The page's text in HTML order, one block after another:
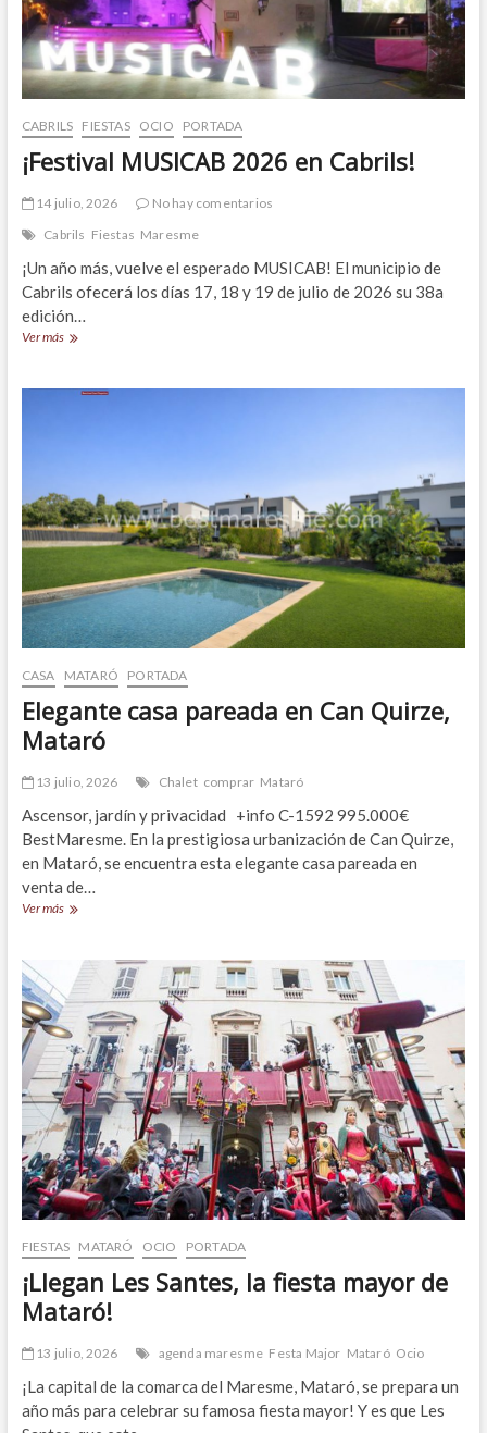
CABRILS FIESTAS OCIO PORTADA
¡Festival MUSICAB 2026 en Cabrils!
14 julio, 2026
No hay comentarios
Cabrils Fiestas Maresme
¡Un año más, vuelve el esperado MUSICAB! El municipio de
Cabrils ofecerá los días 17, 18 y 19 de julio de 2026 su 38a
edición…
Ver más¡Festival
en
CASA MATARÓ PORTADA
Elegante casa pareada en Can Quirze,
Mataró
13 julio, 2026 Chalet comprar Mataró
Ascensor, jardín y privacidad +info C-1592 995.000€
BestMaresme. En la prestigiosa urbanización de Can Quirze,
en Mataró, se encuentra esta elegante casa pareada en
venta de…
Ver másElegante
Can
Quirze,
Mataró
FIESTAS MATARÓ OCIO PORTADA
¡Llegan Les Santes, la fiesta mayor de
Mataró!
13 julio, 2026 agenda maresme Festa Major Mataró Ocio
¡La capital de la comarca del Maresme, Mataró, se prepara un
año más para celebrar su famosa fiesta mayor! Y es que Les